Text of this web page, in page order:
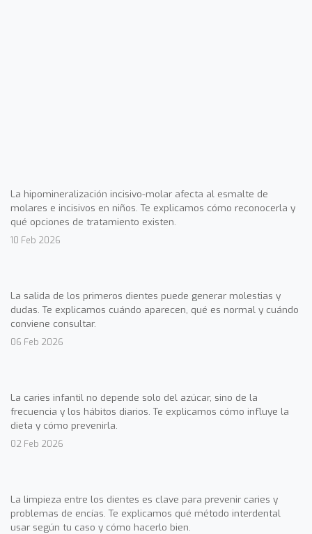
La hipomineralización incisivo-molar afecta al esmalte de
molares e incisivos en niños. Te explicamos cómo reconocerla y
qué opciones de tratamiento existen.
10 Feb 2026
La salida de los primeros dientes puede generar molestias y
dudas. Te explicamos cuándo aparecen, qué es normal y cuándo
conviene consultar.
06 Feb 2026
La caries infantil no depende solo del azúcar, sino de la
frecuencia y los hábitos diarios. Te explicamos cómo influye la
dieta y cómo prevenirla.
02 Feb 2026
La limpieza entre los dientes es clave para prevenir caries y
problemas de encías. Te explicamos qué método interdental
usar según tu caso y cómo hacerlo bien.